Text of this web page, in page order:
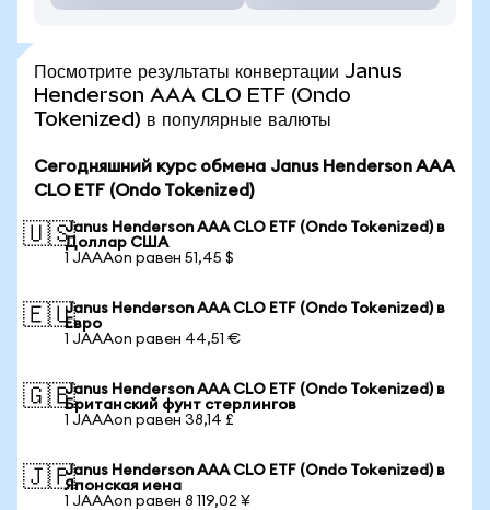
Посмотрите результаты конвертации Janus
Henderson AAA CLO ETF (Ondo
Tokenized) в популярные валюты
Сегодняшний курс обмена Janus Henderson AAA
CLO ETF (Ondo Tokenized)
🇺🇸Janus Henderson AAA CLO ETF (Ondo Tokenized) в
Доллар США
1 JAAAon равен 51,45 $
🇪🇺Janus Henderson AAA CLO ETF (Ondo Tokenized) в
Евро
1 JAAAon равен 44,51 €
🇬🇧Janus Henderson AAA CLO ETF (Ondo Tokenized) в
Британский фунт стерлингов
1 JAAAon равен 38,14 £
🇯🇵Janus Henderson AAA CLO ETF (Ondo Tokenized) в
Японская иена
1 JAAAon равен 8 119,02 ¥